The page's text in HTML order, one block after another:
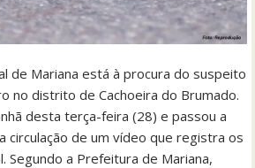
de Mariana está à procura do suspeito
no distrito de Cachoeira do Brumado.
desta terça-feira (28) e passou a
circulação de um vídeo que registra os
Segundo a Prefeitura de Mariana,